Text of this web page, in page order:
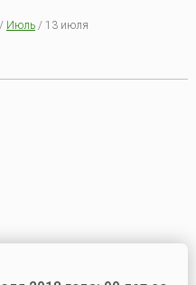
Июль/ 13 июля